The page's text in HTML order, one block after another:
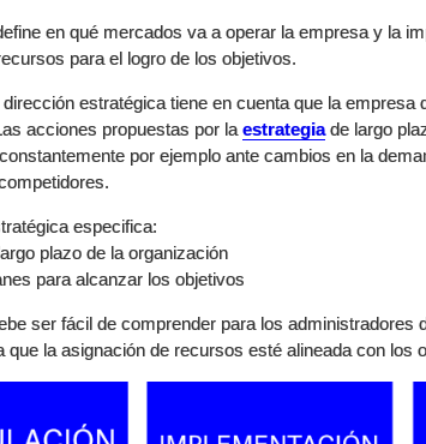
en qué mercados va a operar la empresa y la
para el logro de los objetivos.
estratégica tiene en cuenta que la empresa
acciones propuestas por la estrategiade largo
por ejemplo ante cambios en la
especifica:
plazo de la organización
para alcanzar los objetivos
ser fácil de comprender para los administradores
que la asignación de recursos esté alineada con los